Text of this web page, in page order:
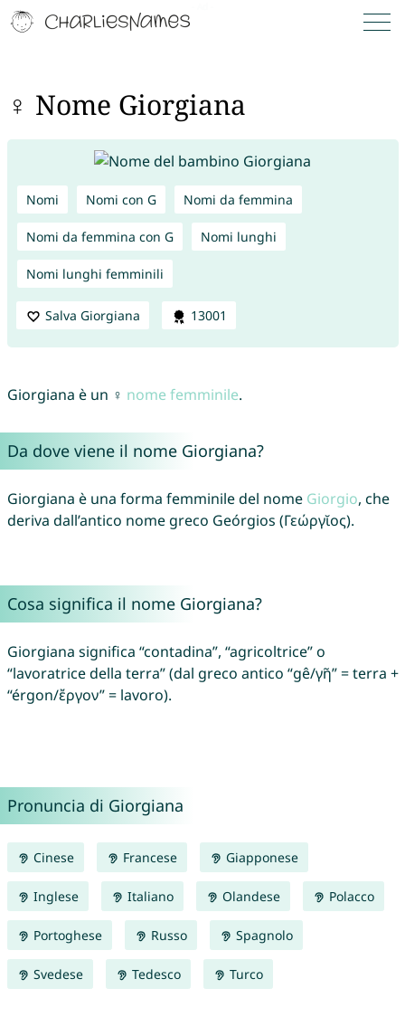
♀ Nome Giorgiana
Nomi Nomi con G Nomi da femmina
Nomi da femmina con G Nomi lunghi
Nomi lunghi femminili
Salva Giorgiana 13001
Giorgiana è un ♀ nome femminile.
Da dove viene il nome Giorgiana?
Giorgiana è una forma femminile del nome Giorgio, che
deriva dall’antico nome greco Geórgios (Γεώργῐος).
Cosa significa il nome Giorgiana?
Giorgiana significa “contadina”, “agricoltrice” o
“lavoratrice della terra” (dal greco antico “gê/γῆ” = terra +
“érgon/ἔργον” = lavoro).
Pronuncia di Giorgiana
Cinese Francese Giapponese
Inglese Italiano Olandese Polacco
Portoghese Russo Spagnolo
Svedese Tedesco Turco